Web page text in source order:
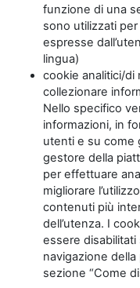
funzione di una
sono utilizzati
espresse
lingua)
cookie analitici/di
collezionare
Nello specifico
informazioni, in
utenti e su come
gestore della
per effettuare
migliorare
contenuti più
dell’utenza. I
essere
navigazione della
sezione “Come